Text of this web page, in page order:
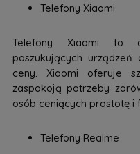
Telefony Xiaomi
Telefony Xiaomi to
poszukujących
ceny. Xiaomi oferuje
zaspokoją potrzeby
osób ceniących prostotę i
Telefony Realme